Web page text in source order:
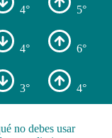
4° 5°
4° 6°
3° 4°